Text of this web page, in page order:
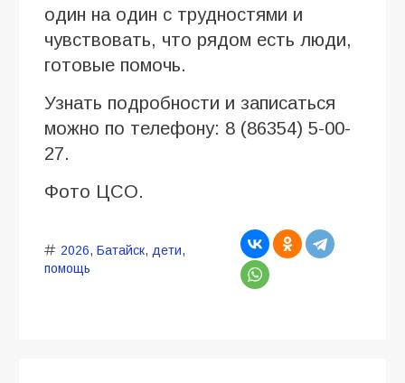
один на один с трудностями и
чувствовать, что рядом есть люди,
готовые помочь.
Узнать подробности и записаться
можно по телефону: 8 (86354) 5-00-
27.
Фото ЦСО.
2026, Батайск, дети,
помощь